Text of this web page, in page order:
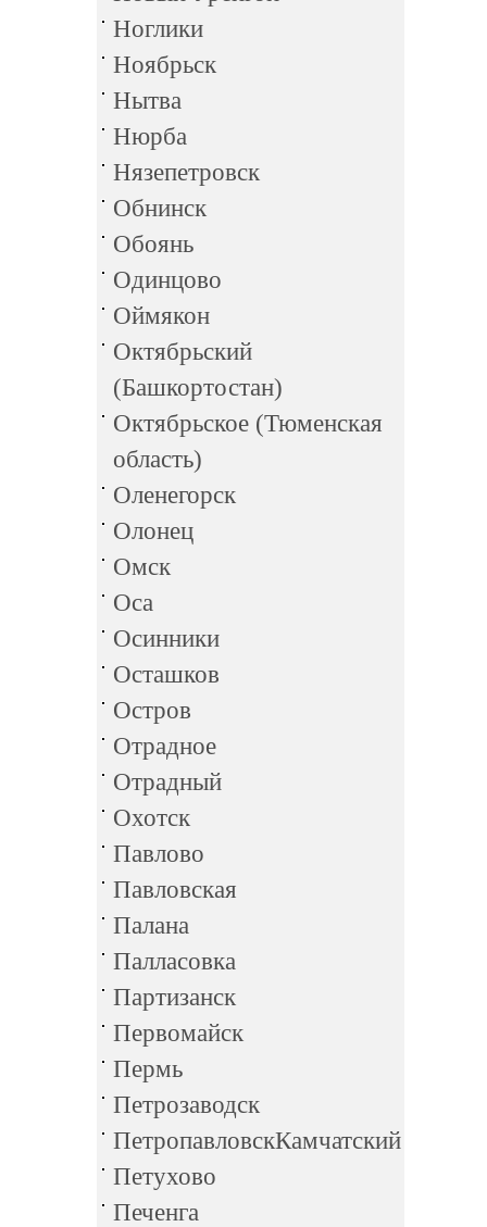
Ноглики
Ноябрьск
Нытва
Нюрба
Нязепетровск
Обнинск
Обоянь
Одинцово
Оймякон
Октябрьский
(Башкортостан)
Октябрьское (Тюменская
область)
Оленегорск
Олонец
Омск
Оса
Осинники
Осташков
Остров
Отрадное
Отрадный
Охотск
Павлово
Павловская
Палана
Палласовка
Партизанск
Первомайск
Пермь
Петрозаводск
ПетропавловскКамчатский
Петухово
Печенга